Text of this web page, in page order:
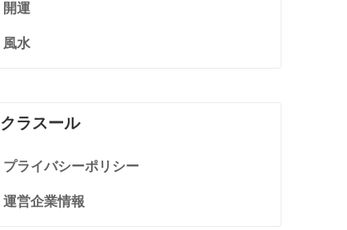
開運
風水
クラスール
プライバシーポリシー
運営企業情報